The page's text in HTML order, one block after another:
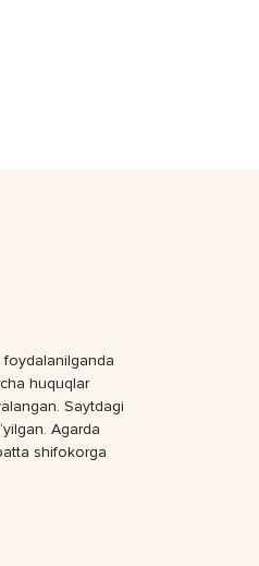
foydalanilganda
huquqlar
Saytdagi
Agarda
shifokorga